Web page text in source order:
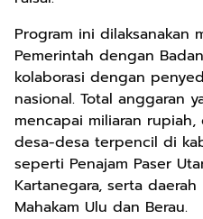
Program ini dilaksanakan
Pemerintah dengan
kolaborasi dengan
nasional. Total anggaran
mencapai miliaran
desa-desa terpencil di
seperti Penajam Paser
Kartanegara, serta
Mahakam Ulu dan Berau.